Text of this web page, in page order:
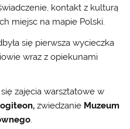
kontakt z kulturą
miejsc na mapie Polski.
się pierwsza wycieczka
wraz z opiekunami
zajęcia warsztatowe w
zwiedzanie Muzeum
.